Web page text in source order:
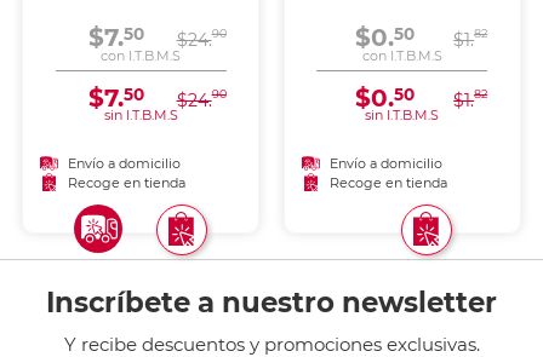
$7.50 $24.90
con I.T.B.M.S
$7.50 $24.90
sin I.T.B.M.S
Envío a domicilio
Recoge en tienda
borrar. Acabado clásico para
escuela y oficina.
$0.50 $1.82
con I.T.B.M.S
$0.50 $1.82
sin I.T.B.M.S
Envío a domicilio
Recoge en tienda
Inscríbete a nuestro newsletter
Y recibe descuentos y promociones exclusivas.